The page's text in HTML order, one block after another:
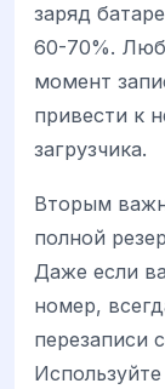
заряд
60-70%.
момент
привести к
загрузчика.
Вторым
полной
Даже если
номер,
перезаписи